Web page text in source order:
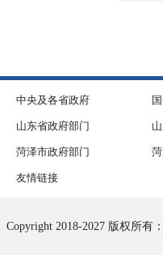
中央及各省政府
山东省政府部门
菏泽市政府部门
友情链接
Copyright 2018-2027 版权所有